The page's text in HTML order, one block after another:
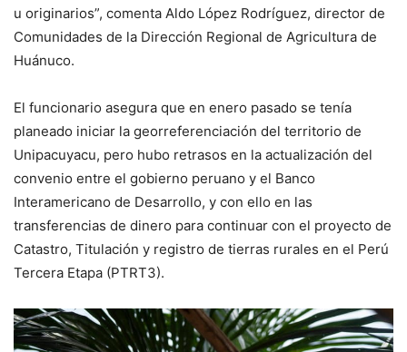
u originarios”, comenta Aldo López Rodríguez, director de
Comunidades de la Dirección Regional de Agricultura de
Huánuco.
El funcionario asegura que en enero pasado se tenía
planeado iniciar la georreferenciación del territorio de
Unipacuyacu, pero hubo retrasos en la actualización del
convenio entre el gobierno peruano y el Banco
Interamericano de Desarrollo, y con ello en las
transferencias de dinero para continuar con el proyecto de
Catastro, Titulación y registro de tierras rurales en el Perú
Tercera Etapa (PTRT3).